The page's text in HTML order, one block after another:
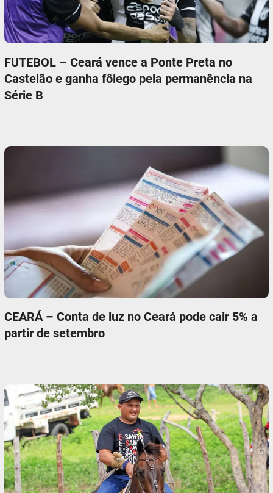
FUTEBOL – Ceará vence a Ponte Preta no
Castelão e ganha fôlego pela permanência na
Série B
CEARÁ – Conta de luz no Ceará pode cair 5% a
partir de setembro